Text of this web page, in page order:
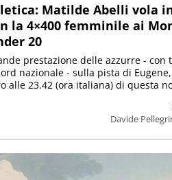
Matilde Abelli vola
la 4×400 femminile ai
20
Davide
prestazione delle azzurre - con
nazionale - sulla pista di
alle 23.42 (ora italiana) di questa